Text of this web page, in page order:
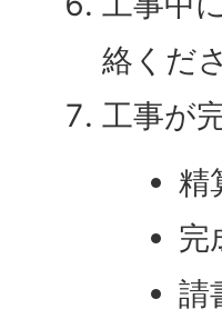
絡くだ
工事が
精
完
請